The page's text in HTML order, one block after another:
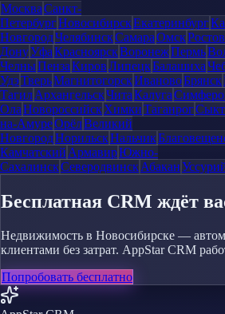
МоскваСанкт-
ПетербургНовосибирскЕкатеринбург
НовгородЧелябинскСамараОмск
ДонуУфаКрасноярскВоронежПермь
ЧелныПензаКировЛипецкБалашиха
УдэТверьМагнитогорскИвановоБрянск
ТагилАрхангельскЧитаКалуга
ОлаНовороссийскХимкиТаганрог
на-АмуреОрёлВеликий
НовгородНорильскНальчик
Камчатский АрмавирЮжно-
СахалинскСеверодвинскАбакан
Бесплатная CRM ждёт
Недвижимость в Новосибирске —
клиентами без затрат. AppStar CRM
Попробовать бесплатно